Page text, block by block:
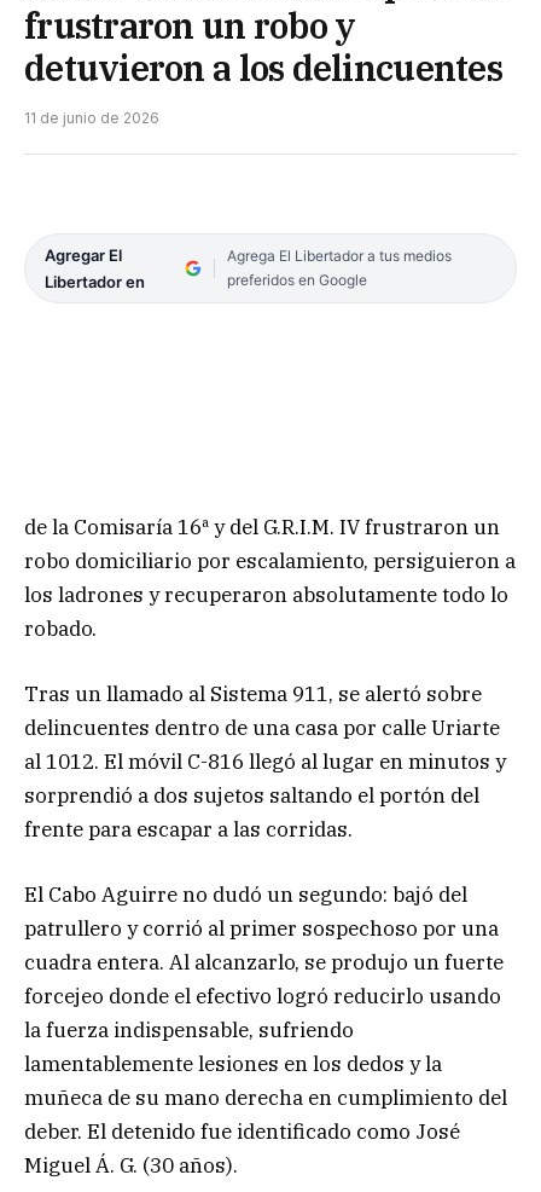
frustraron un robo y
detuvieron a los delincuentes
11 de junio de 2026
Agregar El
Libertador en
Agrega El Libertador a tus medios
preferidos en Google
de la Comisaría 16ª y del G.R.I.M. IV frustraron un
robo domiciliario por escalamiento, persiguieron a
los ladrones y recuperaron absolutamente todo lo
robado.
Tras un llamado al Sistema 911, se alertó sobre
delincuentes dentro de una casa por calle Uriarte
al 1012. El móvil C-816 llegó al lugar en minutos y
sorprendió a dos sujetos saltando el portón del
frente para escapar a las corridas.
El Cabo Aguirre no dudó un segundo: bajó del
patrullero y corrió al primer sospechoso por una
cuadra entera. Al alcanzarlo, se produjo un fuerte
forcejeo donde el efectivo logró reducirlo usando
la fuerza indispensable, sufriendo
lamentablemente lesiones en los dedos y la
muñeca de su mano derecha en cumplimiento del
deber. El detenido fue identificado como José
Miguel Á. G. (30 años).